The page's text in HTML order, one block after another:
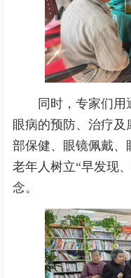
同时，专家们用
眼病的预防、治疗
部保健、眼镜佩戴、
老年人树立“早发现
念。